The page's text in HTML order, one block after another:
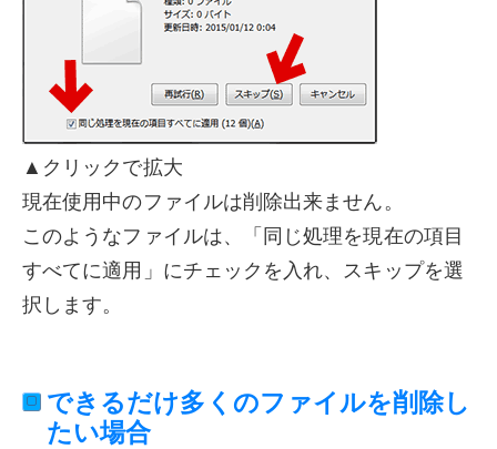
▲クリックで拡大
現在使用中のファイルは削除出来ません。
このようなファイルは、「同じ処理を現在の項目
すべてに適用」にチェックを入れ、スキップを選
択します。
できるだけ多くのファイルを削除し
たい場合